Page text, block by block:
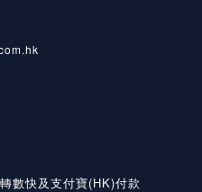
數快及支付寶(HK)付款